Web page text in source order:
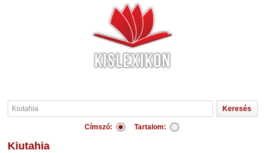
Címszó: Tartalom:
Kiutahia